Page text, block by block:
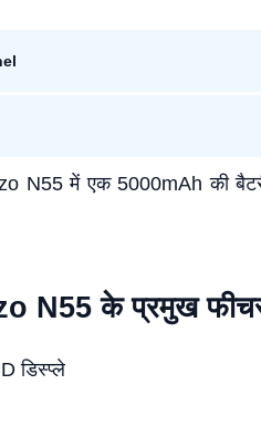
N55 में एक 5000mAh की
N55 के प्रमुख
डिस्प्ले